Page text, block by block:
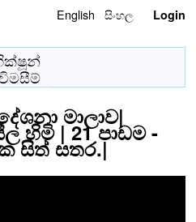
English සිංහල Login
මාලාව|
හිමි | 21 පාඩම -
සිත් සතර.|